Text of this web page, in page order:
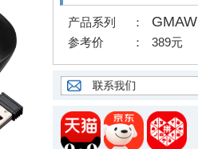
产品系列 ：
参考价 ： 389元